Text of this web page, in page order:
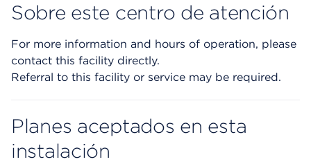
Sobre este centro de atención
For more information and hours of operation, please
contact this facility directly.
Referral to this facility or service may be required.
Planes aceptados en esta
instalación